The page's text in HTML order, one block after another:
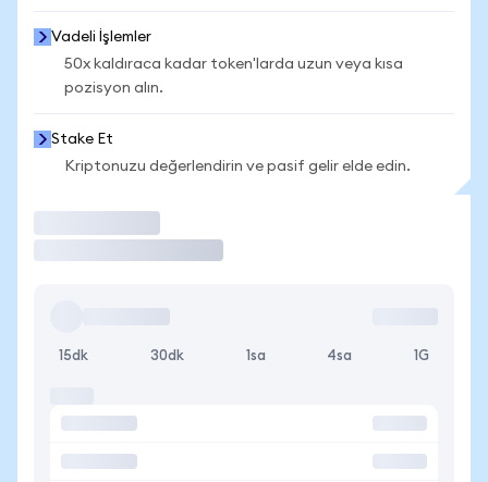
Vadeli İşlemler
50x kaldıraca kadar token'larda uzun veya kısa
pozisyon alın.
Stake Et
Kriptonuzu değerlendirin ve pasif gelir elde edin.
15dk 30dk 1sa 4sa 1G